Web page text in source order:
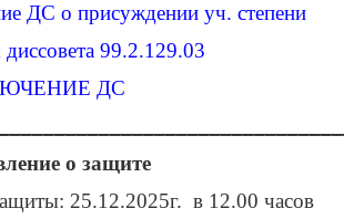
ДС о присуждении уч. степени
99.2.129.03
ДС
о защите
25.12.2025г. в 12.00 часов